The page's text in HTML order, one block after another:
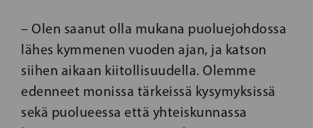
– Olen saanut olla mukana puoluejohdossa
lähes kymmenen vuoden ajan, ja katson
siihen aikaan kiitollisuudella. Olemme
edenneet monissa tärkeissä kysymyksissä
sekä puolueessa että yhteiskunnassa